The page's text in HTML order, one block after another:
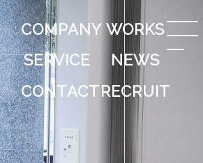
COMPANY WORKS
SERVICE
NEWS
CONTACTRECRUIT